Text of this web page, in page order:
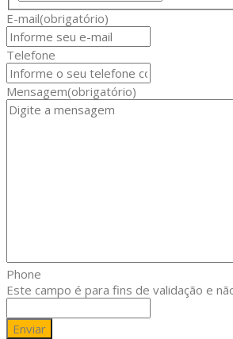
E-mail(obrigatório)
Telefone
Mensagem(obrigatório)
Phone
Este campo é para fins de validação e